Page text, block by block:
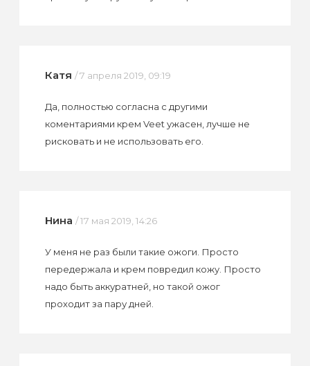
Катя / 7 апреля 2019, 09:19
Да, полностью согласна с другими
коментариями крем Veet ужасен, лучше не
рисковать и не использовать его.
Нина / 17 мая 2019, 14:26
У меня не раз были такие ожоги. Просто
передержала и крем повредил кожу. Просто
надо быть аккуратней, но такой ожог
проходит за пару дней.